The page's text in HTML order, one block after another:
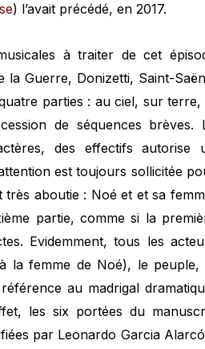
) l’avait précédé, en 2017.
à traiter de cet
la Guerre, Donizetti, Saint-
parties : au ciel, sur terre,
de séquences brèves.
des effectifs autorise
est toujours sollicitée
aboutie : Noé et et sa
partie, comme si la
Evidemment, tous les
la femme de Noé), le peuple,
au madrigal
les six portées du
par Leonardo Garcia